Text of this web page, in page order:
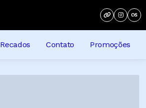
Recados Contato Promoções